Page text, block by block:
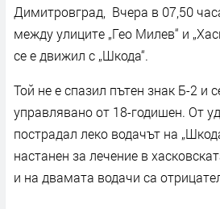
Димитровград, Вчера в 07,50
между улиците „Гео Милев“ и
се е движил с „Шкода“.
Той не е спазил пътен знак Б-2 и
управлявано от 18-годишен. От
пострадал леко водачът на
настанен за лечение в
и на двамата водачи са